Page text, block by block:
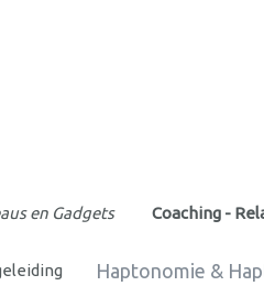
en Gadgets Coaching -
Haptonomie &